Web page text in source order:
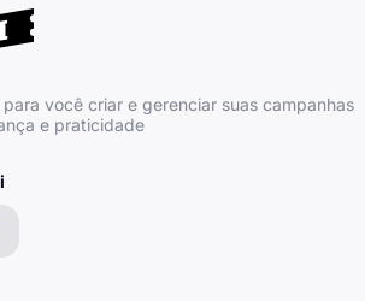
você criar e gerenciar suas campanhas
e praticidade